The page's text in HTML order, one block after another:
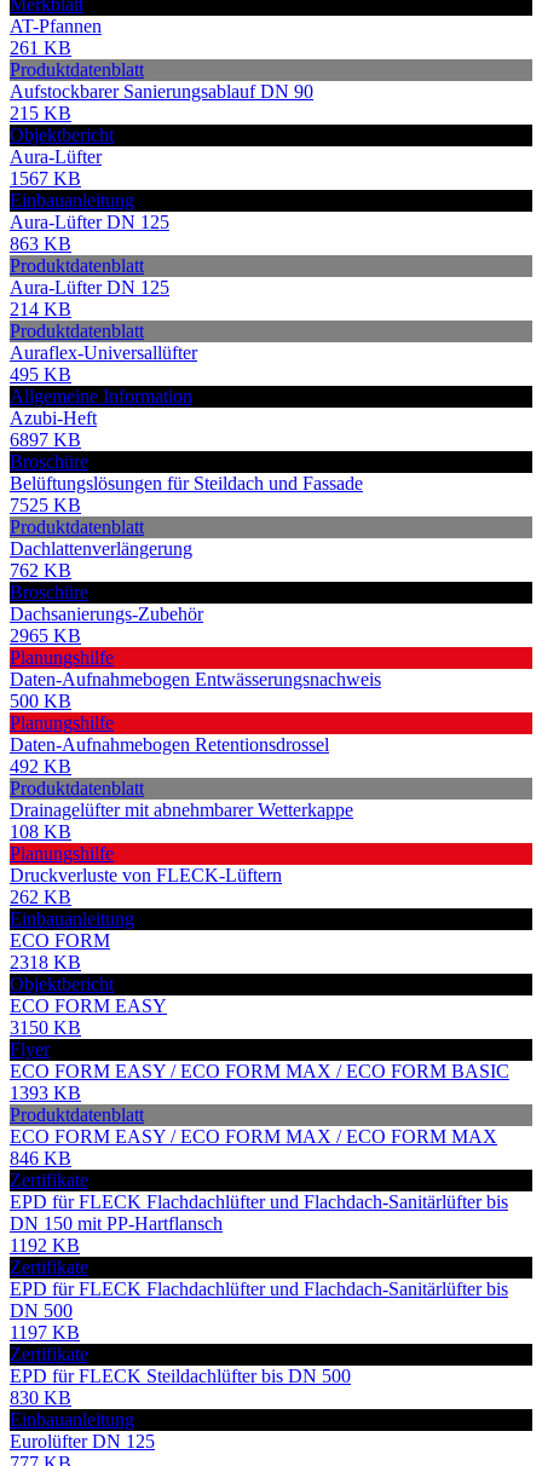
AT-Pfannen
261 KB
Produktdatenblatt
Aufstockbarer Sanierungsablauf DN 90
215 KB
Objektbericht
Aura-Lüfter
1567 KB
Einbauanleitung
Aura-Lüfter DN 125
863 KB
Produktdatenblatt
Aura-Lüfter DN 125
214 KB
Produktdatenblatt
Auraflex-Universallüfter
495 KB
Allgemeine Information
Azubi-Heft
6897 KB
Broschüre
Belüftungslösungen für Steildach und Fassade
7525 KB
Produktdatenblatt
Dachlattenverlängerung
762 KB
Broschüre
Dachsanierungs-Zubehör
2965 KB
Planungshilfe
Daten-Aufnahmebogen Entwässerungsnachweis
500 KB
Planungshilfe
Daten-Aufnahmebogen Retentionsdrossel
492 KB
Produktdatenblatt
Drainagelüfter mit abnehmbarer Wetterkappe
108 KB
Planungshilfe
Druckverluste von FLECK-Lüftern
262 KB
Einbauanleitung
ECO FORM
2318 KB
Objektbericht
ECO FORM EASY
3150 KB
Flyer
ECO FORM EASY / ECO FORM MAX / ECO FORM BASIC
1393 KB
Produktdatenblatt
ECO FORM EASY / ECO FORM MAX / ECO FORM MAX
846 KB
Zertifikate
EPD für FLECK Flachdachlüfter und Flachdach-Sanitärlüfter bis
DN 150 mit PP-Hartflansch
1192 KB
Zertifikate
EPD für FLECK Flachdachlüfter und Flachdach-Sanitärlüfter bis
DN 500
1197 KB
Zertifikate
EPD für FLECK Steildachlüfter bis DN 500
830 KB
Einbauanleitung
Eurolüfter DN 125